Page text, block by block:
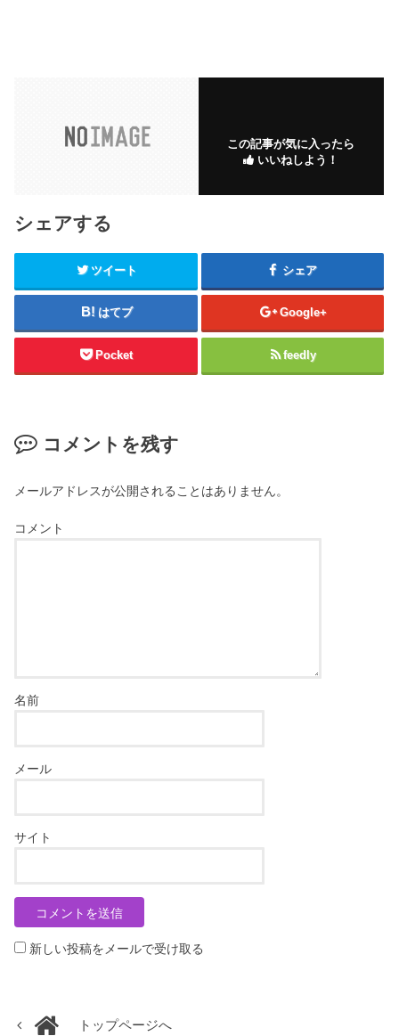
この記事が気に入ったら
いいねしよう！
シェアする
ツイート シェア
はてブ Google+
Pocket feedly
コメントを残す
メールアドレスが公開されることはありません。
コメント
名前
メール
サイト
新しい投稿をメールで受け取る
トップページへ